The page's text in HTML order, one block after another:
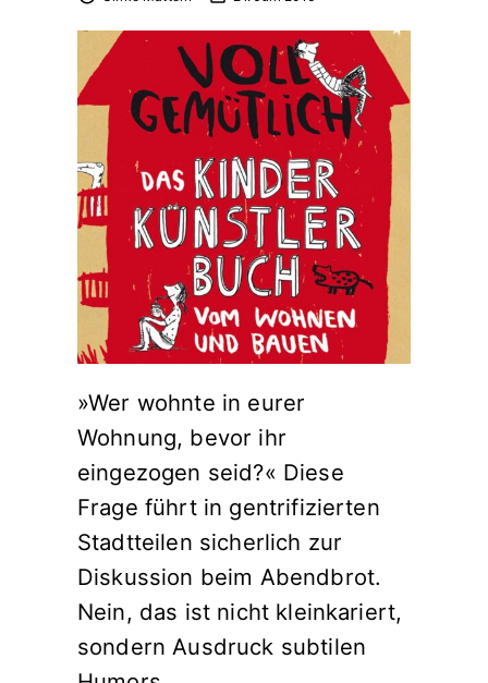
»Wer wohnte in eurer
Wohnung, bevor ihr
eingezogen seid?« Diese
Frage führt in gentrifizierten
Stadtteilen sicherlich zur
Diskussion beim Abendbrot.
Nein, das ist nicht kleinkariert,
sondern Ausdruck subtilen